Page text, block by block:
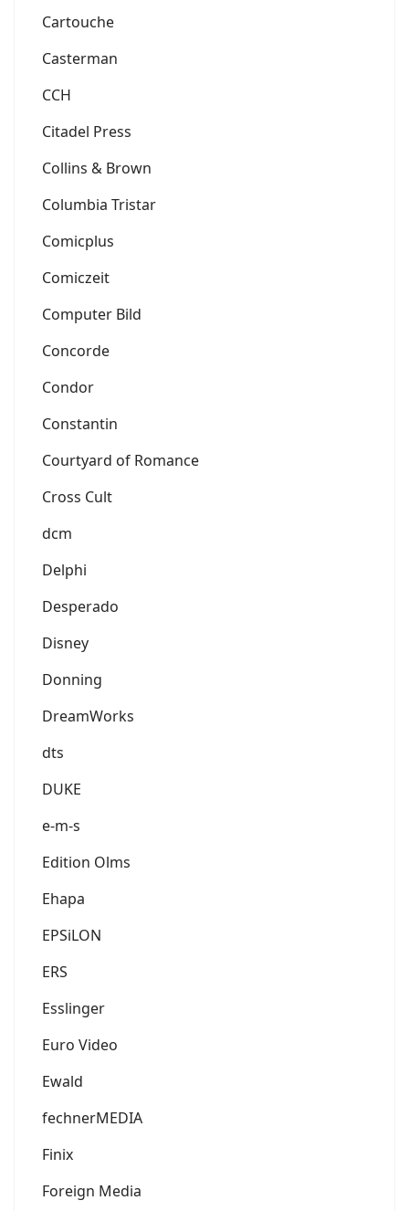
Cartouche
Casterman
CCH
Citadel Press
Collins & Brown
Columbia Tristar
Comicplus
Comiczeit
Computer Bild
Concorde
Condor
Constantin
Courtyard of Romance
Cross Cult
dcm
Delphi
Desperado
Disney
Donning
DreamWorks
dts
DUKE
e-m-s
Edition Olms
Ehapa
EPSiLON
ERS
Esslinger
Euro Video
Ewald
fechnerMEDIA
Finix
Foreign Media